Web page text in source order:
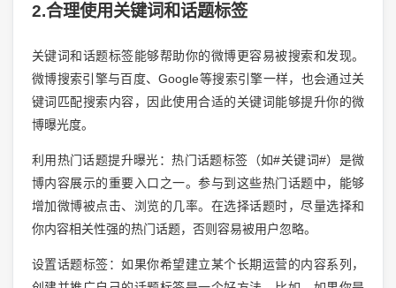
2.合理使用关键词和话题标签
关键词和话题标签能够帮助你的微博更容易被搜索和发现。
微博搜索引擎与百度、Google等搜索引擎一样，也会通过关
键词匹配搜索内容，因此使用合适的关键词能够提升你的微
博曝光度。
利用热门话题提升曝光：热门话题标签（如#关键词#）是微
博内容展示的重要入口之一。参与到这些热门话题中，能够
增加微博被点击、浏览的几率。在选择话题时，尽量选择和
你内容相关性强的热门话题，否则容易被用户忽略。
设置话题标签：如果你希望建立某个长期运营的内容系列，